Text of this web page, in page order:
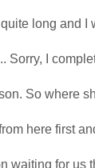
long and I
Sorry, I
So where
here first
waiting for us